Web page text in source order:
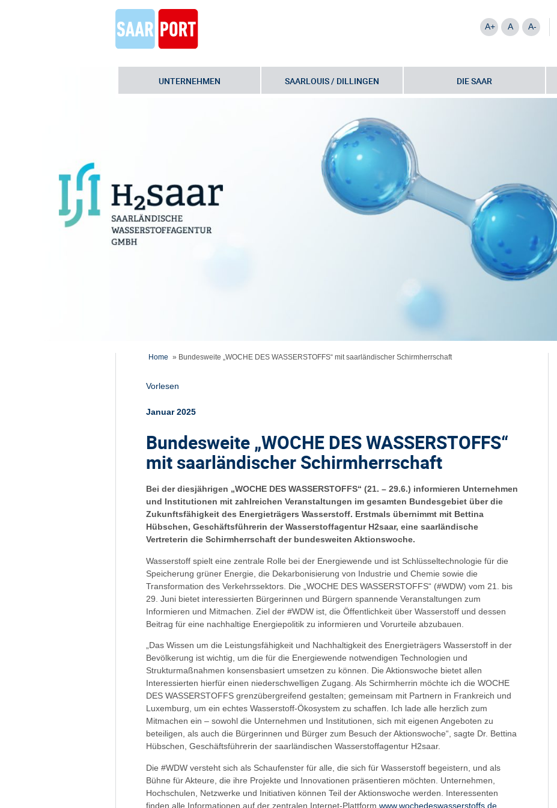
A+ A A-
UNTERNEHMEN SAARLOUIS / DILLINGEN DIE SAAR
Home » Bundesweite „WOCHE DES WASSERSTOFFS“ mit saarländischer Schirmherrschaft
Vorlesen
Januar 2025
Bundesweite „WOCHE DES WASSERSTOFFS“
mit saarländischer Schirmherrschaft
Bei der diesjährigen „WOCHE DES WASSERSTOFFS“ (21. – 29.6.) informieren Unternehmen
und Institutionen mit zahlreichen Veranstaltungen im gesamten Bundesgebiet über die
Zukunftsfähigkeit des Energieträgers Wasserstoff. Erstmals übernimmt mit Bettina
Hübschen, Geschäftsführerin der Wasserstoffagentur H2saar, eine saarländische
Vertreterin die Schirmherrschaft der bundesweiten Aktionswoche.
Wasserstoff spielt eine zentrale Rolle bei der Energiewende und ist Schlüsseltechnologie für die
Speicherung grüner Energie, die Dekarbonisierung von Industrie und Chemie sowie die
Transformation des Verkehrssektors. Die „WOCHE DES WASSERSTOFFS“ (#WDW) vom 21. bis
29. Juni bietet interessierten Bürgerinnen und Bürgern spannende Veranstaltungen zum
Informieren und Mitmachen. Ziel der #WDW ist, die Öffentlichkeit über Wasserstoff und dessen
Beitrag für eine nachhaltige Energiepolitik zu informieren und Vorurteile abzubauen.
„Das Wissen um die Leistungsfähigkeit und Nachhaltigkeit des Energieträgers Wasserstoff in der
Bevölkerung ist wichtig, um die für die Energiewende notwendigen Technologien und
Strukturmaßnahmen konsensbasiert umsetzen zu können. Die Aktionswoche bietet allen
Interessierten hierfür einen niederschwelligen Zugang. Als Schirmherrin möchte ich die WOCHE
DES WASSERSTOFFS grenzübergreifend gestalten; gemeinsam mit Partnern in Frankreich und
Luxemburg, um ein echtes Wasserstoff-Ökosystem zu schaffen. Ich lade alle herzlich zum
Mitmachen ein – sowohl die Unternehmen und Institutionen, sich mit eigenen Angeboten zu
beteiligen, als auch die Bürgerinnen und Bürger zum Besuch der Aktionswoche“, sagte Dr. Bettina
Hübschen, Geschäftsführerin der saarländischen Wasserstoffagentur H2saar.
Die #WDW versteht sich als Schaufenster für alle, die sich für Wasserstoff begeistern, und als
Bühne für Akteure, die ihre Projekte und Innovationen präsentieren möchten. Unternehmen,
Hochschulen, Netzwerke und Initiativen können Teil der Aktionswoche werden. Interessenten
finden alle Informationen auf der zentralen Internet-Plattform www.wochedeswasserstoffs.de